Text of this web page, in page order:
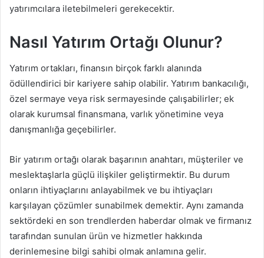
yatırımcılara iletebilmeleri gerekecektir.
Nasıl Yatırım Ortağı Olunur?
Yatırım ortakları, finansın birçok farklı alanında
ödüllendirici bir kariyere sahip olabilir. Yatırım bankacılığı,
özel sermaye veya risk sermayesinde çalışabilirler; ek
olarak kurumsal finansmana, varlık yönetimine veya
danışmanlığa geçebilirler.
Bir yatırım ortağı olarak başarının anahtarı, müşteriler ve
meslektaşlarla güçlü ilişkiler geliştirmektir. Bu durum
onların ihtiyaçlarını anlayabilmek ve bu ihtiyaçları
karşılayan çözümler sunabilmek demektir. Aynı zamanda
sektördeki en son trendlerden haberdar olmak ve firmanız
tarafından sunulan ürün ve hizmetler hakkında
derinlemesine bilgi sahibi olmak anlamına gelir.